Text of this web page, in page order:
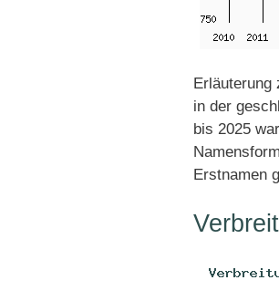
Erläuterung
in der
bis 2025
Erstnamen